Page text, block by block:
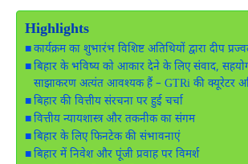
Highlights
कार्यक्रम का शुभारंभ विशिष्ट अतिथियों द्वारा दीप
बिहार के भविष्य को आकार देने के लिए संवाद,
साझाकरण अत्यंत आवश्यक हैं – GTRi की क्यूरेटर
बिहार की वित्तीय संरचना पर हुई चर्चा
वित्तीय न्यायशास्त्र और तकनीक का संगम
बिहार के लिए फिनटेक की संभावनाएं
बिहार में निवेश और पूंजी प्रवाह पर विमर्श